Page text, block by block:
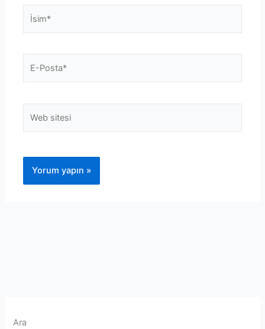
İsim*
sitesi
Ara